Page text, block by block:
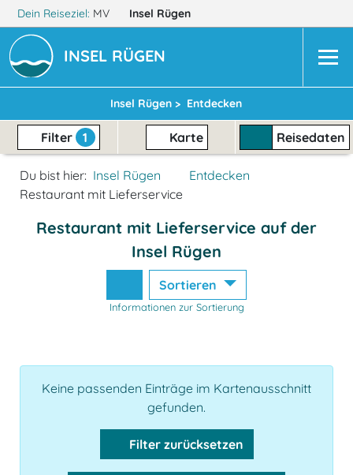
Dein Reiseziel: MV Insel Rügen
INSEL RÜGEN
Insel Rügen > Entdecken
Filter 1 Karte Reisedaten
Du bist hier: Insel Rügen
Entdecken
Restaurant mit Lieferservice
Restaurant mit Lieferservice auf der
Insel Rügen
Sortieren
Informationen zur Sortierung
Keine passenden Einträge im Kartenausschnitt
gefunden.
Filter zurücksetzen